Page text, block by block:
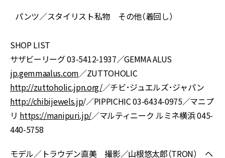
パンツ／スタイリスト私物 その他（着回し）
SHOP LIST
サザビーリーグ 03-5412-1937／GEMMA ALUS
jp.gemmaalus.com／ZUTTOHOLIC
http://zuttoholic.jpn.org/／チビ･ジュエルズ･ジャパン
http://chibijewels.jp/／PIPPICHIC 03-6434-0975／マニプ
リ https://manipuri.jp/／マルティニーク ルミネ横浜 045-
440-5758
モデル／トラウデン直美 撮影／山根悠太郎（TRON） ヘ